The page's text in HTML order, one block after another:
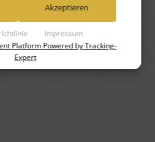
möglicherweise mit
die Sie ihnen bereitgestellt haben
Accounts) oder welche sie
der Dienste gesammelt haben
Geräte). Ihre Einwilligung zur
Pixeln können Sie jederzeit
den Datenschutz-Button links
durch unsere Partner:
Impressum
Akzeptieren
Platform Powered by Tracking-
Expert